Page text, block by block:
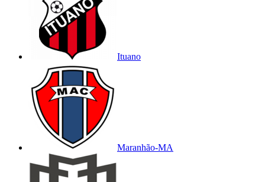
Ituano
Maranhão-MA